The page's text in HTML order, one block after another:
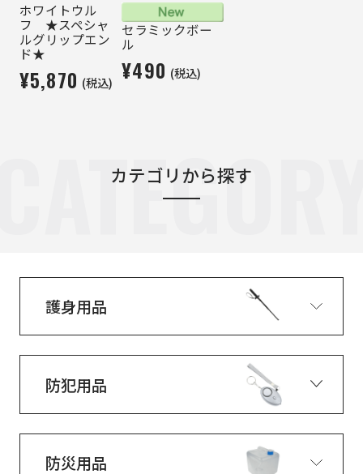
ホワイトウル
フ ★スペシャ
ルグリップエン
ド★
¥5,870 (税込)
セラミックボー
ル
¥490 (税込)
カテゴリから探す
護身用品
防犯用品
防災用品